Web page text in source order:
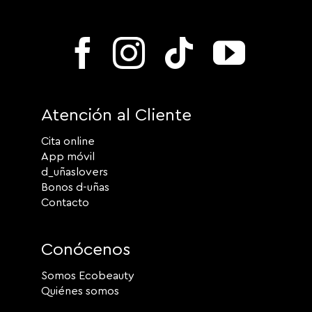
Atención al Cliente
Cita online
App móvil
d_uñaslovers
Bonos d-uñas
Contacto
Conócenos
Somos Ecobeauty
Quiénes somos